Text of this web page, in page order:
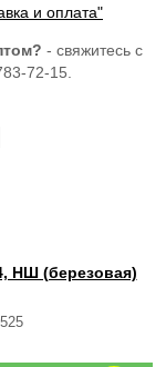
и оплата"
- свяжитесь с
72-15.
НШ (березовая)